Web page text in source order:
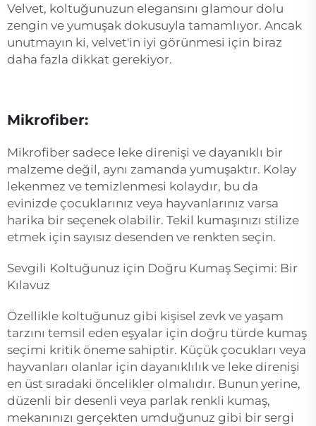
Velvet, koltuğunuzun elegansını glamour dolu
zengin ve yumuşak dokusuyla tamamlıyor. Ancak
unutmayın ki, velvet'in iyi görünmesi için biraz
daha fazla dikkat gerekiyor.
Mikrofiber:
Mikrofiber sadece leke direnişi ve dayanıklı bir
malzeme değil, aynı zamanda yumuşaktır. Kolay
lekenmez ve temizlenmesi kolaydır, bu da
evinizde çocuklarınız veya hayvanlarınız varsa
harika bir seçenek olabilir. Tekil kumaşınızı stilize
etmek için sayısız desenden ve renkten seçin.
Sevgili Koltuğunuz için Doğru Kumaş Seçimi: Bir
Kılavuz
Özellikle koltuğunuz gibi kişisel zevk ve yaşam
tarzını temsil eden eşyalar için doğru türde kumaş
seçimi kritik öneme sahiptir. Küçük çocukları veya
hayvanları olanlar için dayanıklılık ve leke direnişi
en üst sıradaki öncelikler olmalıdır. Bunun yerine,
düzenli bir desenli veya parlak renkli kumaş,
mekanınızı gerçekten umduğunuz gibi bir sergi